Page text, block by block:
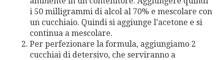
i 50 milligrammi di alcol al 70% e mescolare con
un cucchiaio. Quindi si aggiunge l’acetone e si
continua a mescolare.
Per perfezionare la formula, aggiungiamo 2
cucchiai di detersivo, che serviranno a